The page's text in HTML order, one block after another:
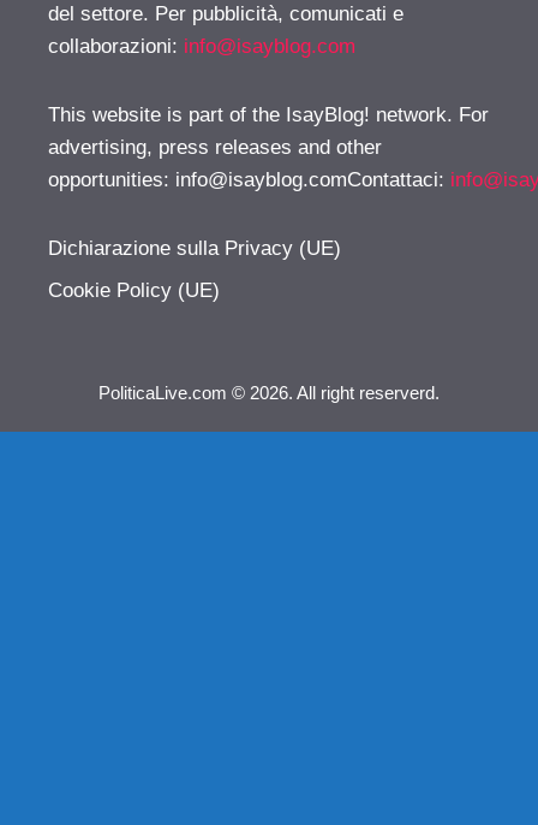
del settore. Per pubblicità, comunicati e
collaborazioni: info@isayblog.com
This website is part of the IsayBlog! network. For
advertising, press releases and other
opportunities: info@isayblog.comContattaci:
Dichiarazione sulla Privacy (UE)
Cookie Policy (UE)
PoliticaLive.com © 2026. All right reserverd.